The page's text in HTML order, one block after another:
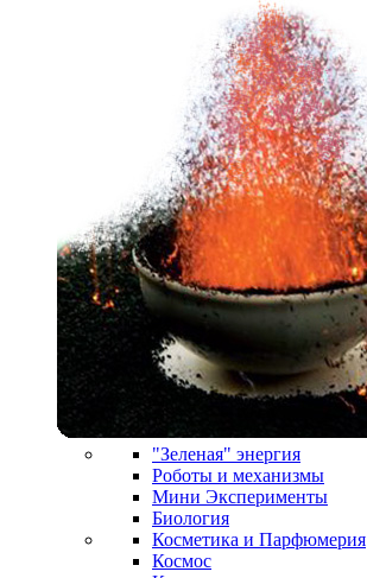
"Зеленая" энергия
Роботы и механизмы
Мини Эксперименты
Биология
Косметика и Парфюмерия
Космос